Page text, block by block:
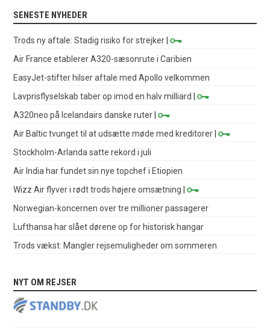
SENESTE NYHEDER
Trods ny aftale: Stadig risiko for strejker |
Air France etablerer A320-sæsonrute i Caribien
EasyJet-stifter hilser aftale med Apollo velkommen
Lavprisflyselskab taber op imod en halv milliard
|
A320neo på Icelandairs danske ruter |
Air Baltic tvunget til at udsætte møde med kreditorer |
Stockholm-Arlanda satte rekord i juli
Air India har fundet sin nye topchef i Etiopien
Wizz Air flyver i rødt trods højere omsætning |
Norwegian-koncernen over tre millioner passagerer
Lufthansa har slået dørene op for historisk hangar
Trods vækst: Mangler rejsemuligheder om sommeren
NYT OM REJSER